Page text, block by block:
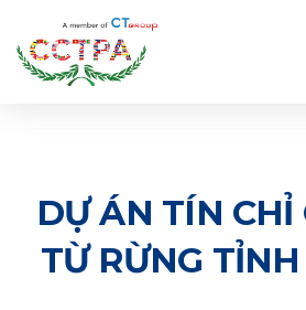
qua
nội
dung
DỰ ÁN TÍN CHỈ
TỪ RỪNG